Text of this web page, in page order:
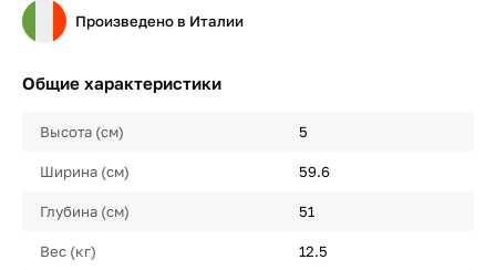
Произведено в Италии
Общие характеристики
Высота (см) 5
Ширина (см) 59.6
Глубина (см) 51
Вес (кг) 12.5